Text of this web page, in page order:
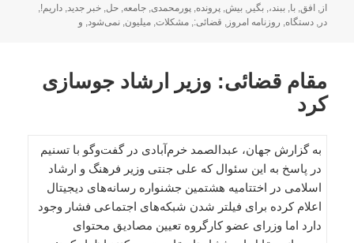
شده
در
از, افق,با,ببند،,بگیر,بیش,پرونده,پورمحمدی,جامعه,حل,خبر جدید,داریم!,
در,دستگاه, روزنامه امروز, قضائی:,مشکلات,میلیون,نمی‌شود, و
مقام قضائی: وزیر ارشاد جوسازی
کرد
به گزارش جهان، عبدالصمد خرم‌آبادی در گفت‌وگو با تسنیم
در پاسخ به این سئوال که علی جنتی وزیر فرهنگ و ارشاد
اسلامی در اختتامیه هشتمین جشنواره رسانه‌های دیجیتال
اعلام کرده برای فیلتر شدن شبکه‌های اجتماعی فشار وجود
دارد اما وزرای عضو کارگروه تعیین مصادیق محتوای